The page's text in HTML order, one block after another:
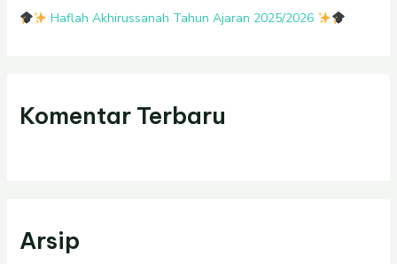
Haflah Akhirussanah Tahun Ajaran 2025/2026
Komentar Terbaru
Arsip